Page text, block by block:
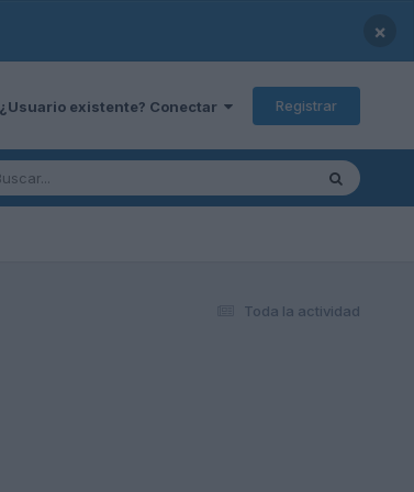
×
¿Usuario existente? Conectar Registrar
Toda la actividad